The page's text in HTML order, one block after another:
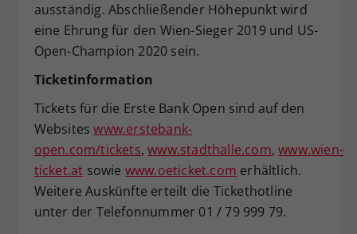
ausständig. Abschließender Höhepunkt wird
eine Ehrung für den Wien-Sieger 2019 und US-
Open-Champion 2020 sein.
Ticketinformation
Tickets für die Erste Bank Open sind auf den
Websiteswww.erstebank-
open.com/tickets,www.stadthalle.com,www.wien-
ticket.at sowie www.oeticket.com erhältlich.
Weitere Auskünfte erteilt die Tickethotline
unter der Telefonnummer 01 / 79 999 79.